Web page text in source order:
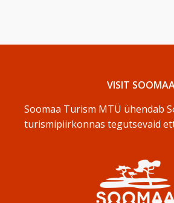
VISIT
Soomaa Turism MTÜ ühendab
turismipiirkonnas tegutsevaid